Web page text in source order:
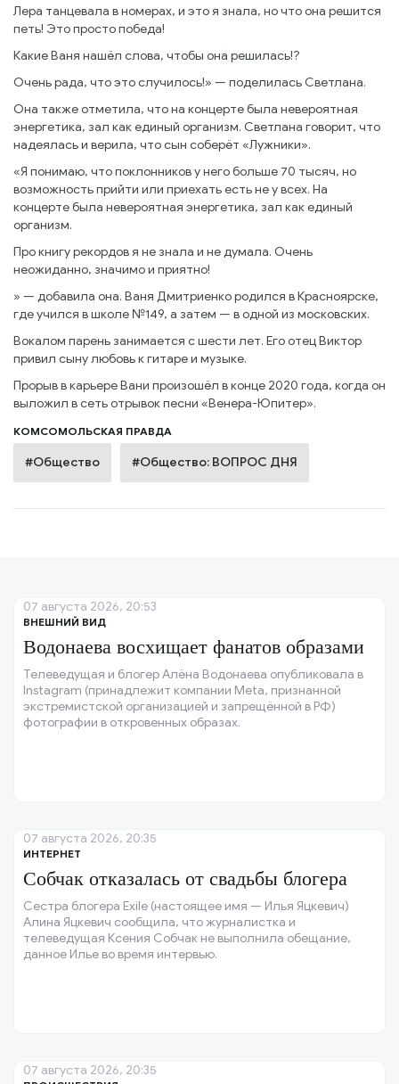
Лера танцевала в номерах, и это я знала, но что она решится
петь! Это просто победа!
Какие Ваня нашёл слова, чтобы она решилась!?
Очень рада, что это случилось!» — поделилась Светлана.
Она также отметила, что на концерте была невероятная
энергетика, зал как единый организм. Светлана говорит, что
надеялась и верила, что сын соберёт «Лужники».
«Я понимаю, что поклонников у него больше 70 тысяч, но
возможность прийти или приехать есть не у всех. На
концерте была невероятная энергетика, зал как единый
организм.
Про книгу рекордов я не знала и не думала. Очень
неожиданно, значимо и приятно!
» — добавила она. Ваня Дмитриенко родился в Красноярске,
где учился в школе №149, а затем — в одной из московских.
Вокалом парень занимается с шести лет. Его отец Виктор
привил сыну любовь к гитаре и музыке.
Прорыв в карьере Вани произошёл в конце 2020 года, когда он
выложил в сеть отрывок песни «Венера-Юпитер».
КОМСОМОЛЬСКАЯ ПРАВДА
#Общество #Общество: ВОПРОС ДНЯ
ВНЕШНИЙ ВИД
Водонаева восхищает фанатов образами
Телеведущая и блогер Алёна Водонаева опубликовала в
Instagram (принадлежит компании Meta, признанной
экстремистской организацией и запрещённой в РФ)
фотографии в откровенных образах.
07 августа 2026, 20:53
ИНТЕРНЕТ
Собчак отказалась от свадьбы блогера
Сестра блогера Exile (настоящее имя — Илья Яцкевич)
Алина Яцкевич сообщила, что журналистка и
телеведущая Ксения Собчак не выполнила обещание,
данное Илье во время интервью.
07 августа 2026, 20:35
07 августа 2026, 20:35